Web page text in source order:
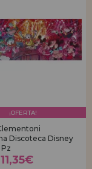
¡OFERTA!
Discoteca Disney
11,35€